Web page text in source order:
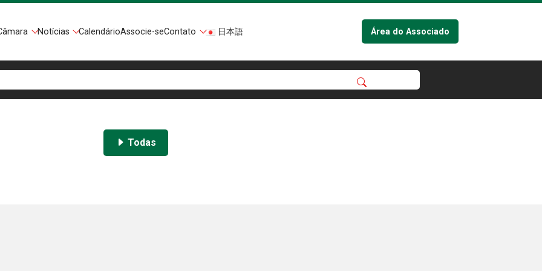
Notícias CalendárioAssocie-seContato 日本語 Área do Associado
Todas